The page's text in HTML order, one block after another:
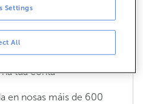
365 días ao ano, 7
do día: caixeiros,
electrónica e móbil
movementos e
túa conta
en nosas máis de 600
All
Settings